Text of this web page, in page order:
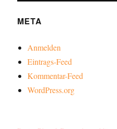
META
Anmelden
Eintrags-Feed
Kommentar-Feed
WordPress.org